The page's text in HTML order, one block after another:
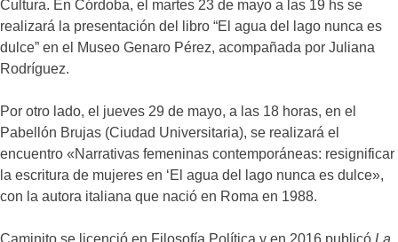
Cultura. En Córdoba, el martes 23 de mayo a las 19 hs se
realizará la presentación del libro “El agua del lago nunca es
dulce” en el Museo Genaro Pérez, acompañada por Juliana
Rodríguez.
Por otro lado, el jueves 29 de mayo, a las 18 horas, en el
Pabellón Brujas (Ciudad Universitaria), se realizará el
encuentro «Narrativas femeninas contemporáneas: resignificar
la escritura de mujeres en ‘El agua del lago nunca es dulce»,
con la autora italiana que nació en Roma en 1988.